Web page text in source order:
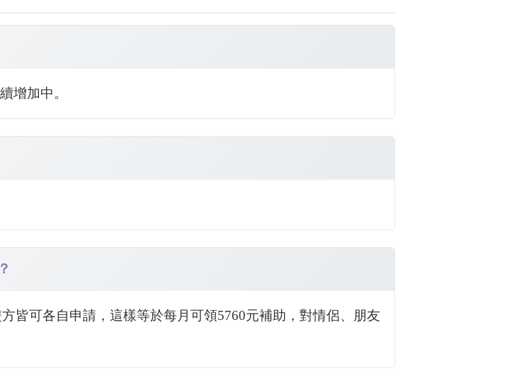
增加中。
皆可各自申請，這樣等於每月可領5760元補助，對情侶、朋友